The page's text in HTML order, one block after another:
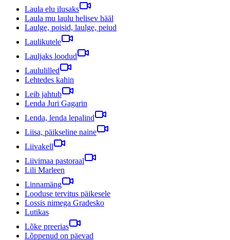
Laula elu ilusaks
Laula mu laulu helisev hääl
Laulge, poisid, laulge, peiud
Laulikutele
Lauljaks loodud
Laululilled
Lehtedes kahin
Leib jahtub
Lenda Juri Gagarin
Lenda, lenda lepalind
Liisa, päikseline naine
Liivakell
Liivimaa pastoraal
Lili Marleen
Linnamäng
Looduse tervitus päikesele
Lossis nimega Gradesko
Lutikas
Lõke preerias
Lõppenud on päevad